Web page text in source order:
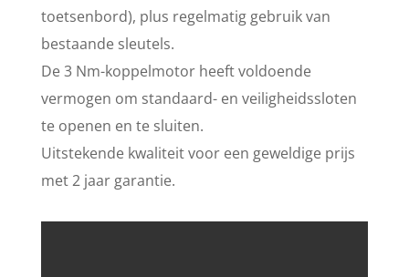
toetsenbord), plus regelmatig gebruik van
bestaande sleutels.
De 3 Nm-koppelmotor heeft voldoende
vermogen om standaard- en veiligheidssloten
te openen en te sluiten.
Uitstekende kwaliteit voor een geweldige prijs
met 2 jaar garantie.